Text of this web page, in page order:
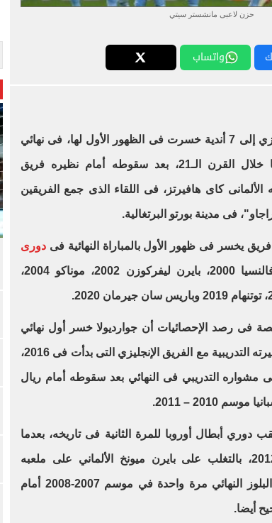
حزن لاعبى مانشستر سيتي
واتساب
الإنجليزي إلى 7 أندية خسرت فى الظهور الأول لها، فى نهائي
مسابقة دورى أبطال أوروبا خلال القرن الـ21، بعد سقوطه أمام نظيره فريق
كاى هافيرتز، فى اللقاء الذى جمع الفريقين
فى مدينة بورتو البرتغالية.
يخسر فى ظهور الأول بالمباراة النهائية فى دورى
، بعد كل من فالنسيا 2000، بايرن ليفركوزن 2002، موناكو 2004،
فى رصد الإحصائيات أن جوارديولا خسر أول نهائي
مع مانشستر سيتي خلال مسيرته التدريبية مع الفريق الإنجليزي التى بدأت فى 2016،
فى مشواره التدريبي فى النهائي بعد سقوطه أمام ريال
2010 – 2011.
دوري أبطال أوروبا للمرة الثانية فى تاريخه، بعدما
حقق اللقب موسم 2011-2012، بالتغلب على بايرن ميونخ الألماني على ملعبه
بركلات الترجيح، فيما خسر البلوز النهائي مرة واحدة في موسم 2007-2008 أمام
أيضا.